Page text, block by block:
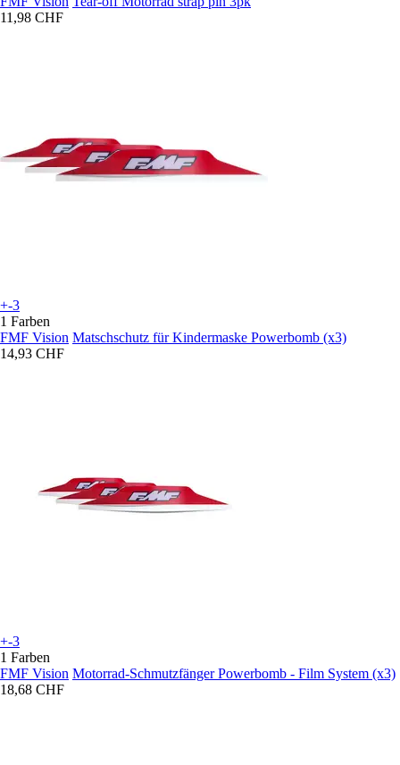
11,98 CHF
+-3
1 Farben
FMF Vision Matschschutz für Kindermaske Powerbomb (x3)
14,93 CHF
+-3
1 Farben
FMF Vision Motorrad-Schmutzfänger Powerbomb - Film System (x3)
18,68 CHF